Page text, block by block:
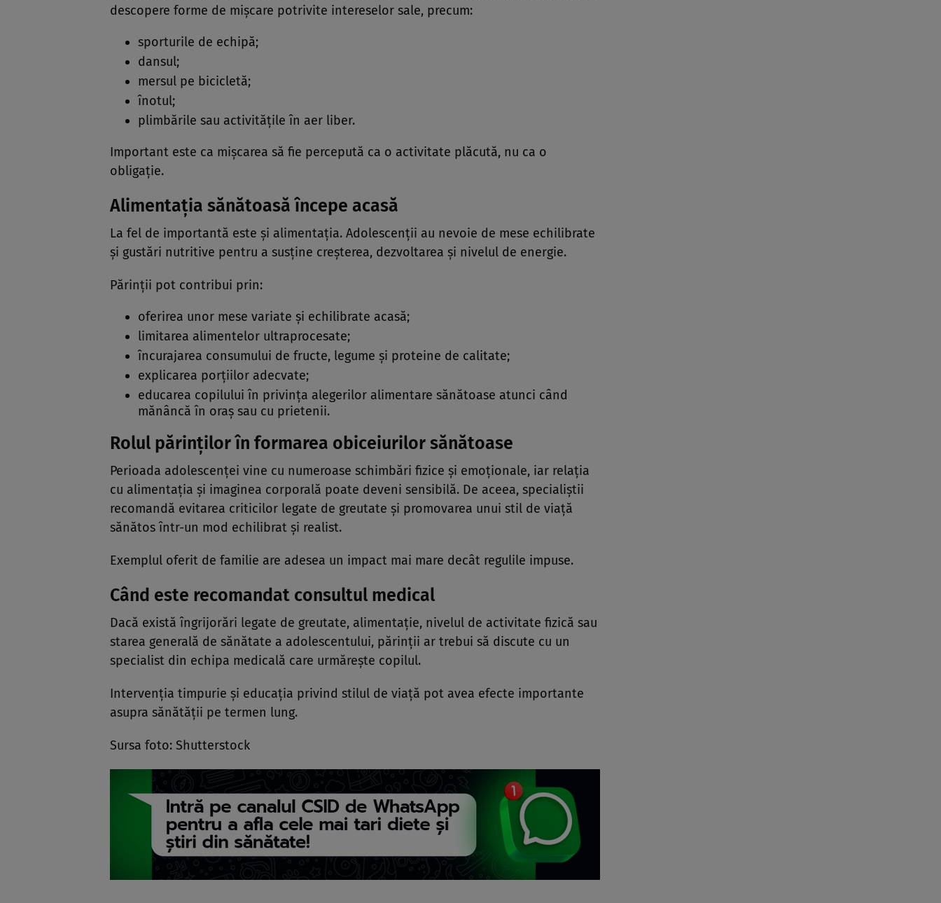
descopere forme de mișcare potrivite intereselor sale, precum:
sporturile de echipă;
dansul;
mersul pe bicicletă;
înotul;
plimbările sau activitățile în aer liber.
Important este ca mișcarea să fie percepută ca o activitate plăcută, nu ca o
obligație.
Alimentația sănătoasă începe acasă
La fel de importantă este și alimentația. Adolescenții au nevoie de mese echilibrate
și gustări nutritive pentru a susține creșterea, dezvoltarea și nivelul de energie.
Părinții pot contribui prin:
oferirea unor mese variate și echilibrate acasă;
limitarea alimentelor ultraprocesate;
încurajarea consumului de fructe, legume și proteine de calitate;
explicarea porțiilor adecvate;
educarea copilului în privința alegerilor alimentare sănătoase atunci când
mănâncă în oraș sau cu prietenii.
Rolul părinților în formarea obiceiurilor sănătoase
Perioada adolescenței vine cu numeroase schimbări fizice și emoționale, iar relația
cu alimentația și imaginea corporală poate deveni sensibilă. De aceea, specialiștii
recomandă evitarea criticilor legate de greutate și promovarea unui stil de viață
sănătos într-un mod echilibrat și realist.
Exemplul oferit de familie are adesea un impact mai mare decât regulile impuse.
Când este recomandat consultul medical
Dacă există îngrijorări legate de greutate, alimentație, nivelul de activitate fizică sau
starea generală de sănătate a adolescentului, părinții ar trebui să discute cu un
specialist din echipa medicală care urmărește copilul.
Intervenția timpurie și educația privind stilul de viață pot avea efecte importante
asupra sănătății pe termen lung.
Sursa foto: Shutterstock